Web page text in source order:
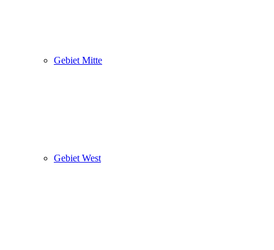
Gebiet Mitte
Gebiet West